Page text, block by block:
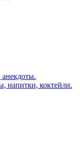
напитки, коктейли.